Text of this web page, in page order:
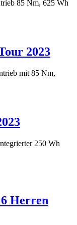
85 Nm, 625 Wh
2023
mit 85 Nm,
250 Wh
Herren